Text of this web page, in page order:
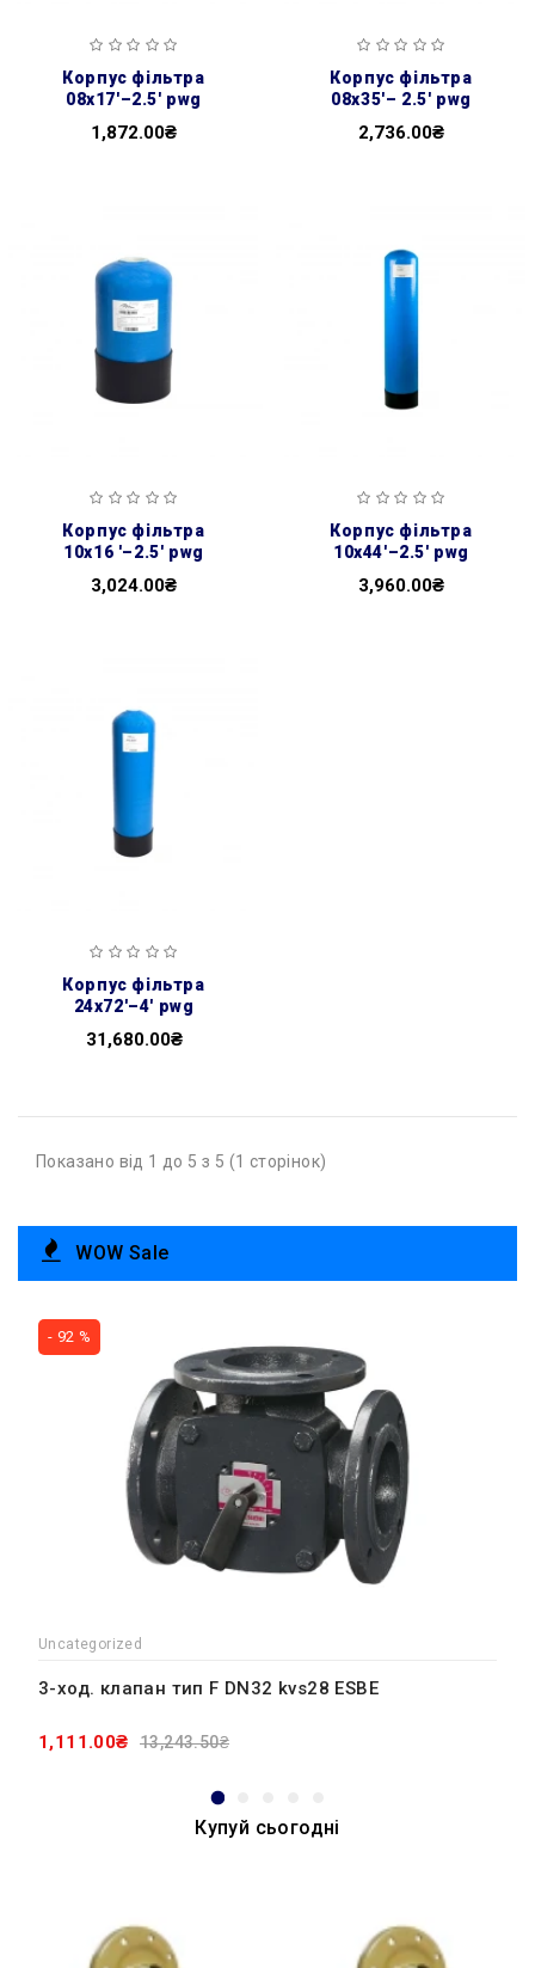
корпус фільтра
08x17'–2.5' pwg
1,872.00₴
корпус фільтра
08x35'– 2.5' pwg
2,736.00₴
корпус фільтра
10x16 '–2.5' pwg
3,024.00₴
корпус фільтра
10x44'–2.5' pwg
3,960.00₴
корпус фільтра
24x72'–4' pwg
31,680.00₴
Показано від 1 до 5 з 5 (1 сторінок)
WOW Sale
- 92 %
Uncategorized
3-ход. клапан тип F DN32 kvs28 ESBE
1,111.00₴ 13,243.50₴
Купуй сьогодні